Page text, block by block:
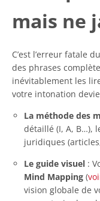
mais ne
C’est l’erreur fatale
des phrases
inévitablement les
votre intonation
La méthode des
détaillé (I, A, B…),
juridiques
Le guide visuel :
Mind Mapping (
vision globale de